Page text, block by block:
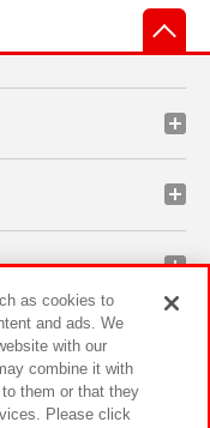
as cookies to
and ads. We
with our
combine it with
them or that they
Please click